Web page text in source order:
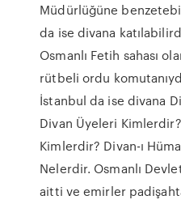
Müdürlüğüne
da ise divana
Osmanlı Fetih sahası
rütbeli ordu
İstanbul da ise divana
Divan Üyeleri
Kimlerdir? Divan-ı
Nelerdir. Osmanlı
aitti ve emirler